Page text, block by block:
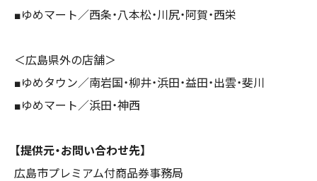
■ゆめマート／西条・八本松・川尻・阿賀・西栄
＜広島県外の店舗＞
■ゆめタウン／南岩国・柳井・浜田・益田・出雲・斐川
■ゆめマート／浜田・神西
【提供元・お問い合わせ先】
広島市プレミアム付商品券事務局